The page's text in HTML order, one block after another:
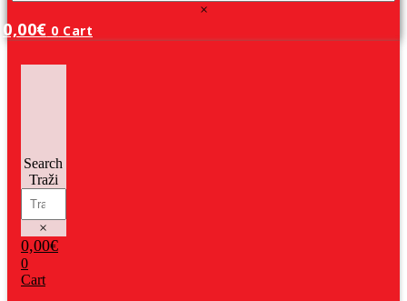
×
0,00€ 0 Cart
Search
Traži
×
0,00€
0
Cart